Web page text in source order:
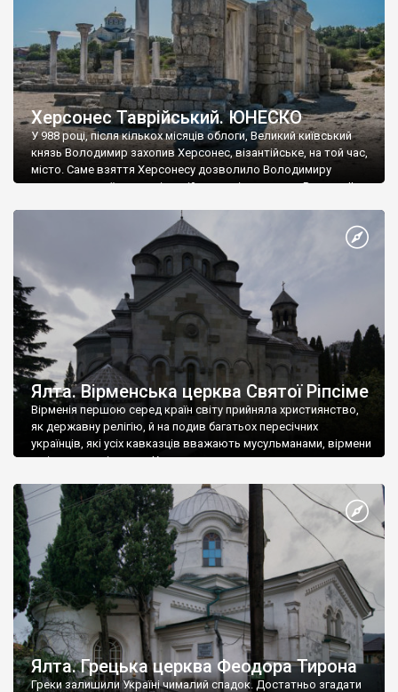
Херсонес Таврійський. ЮНЕСКО
У 988 році, після кількох місяців облоги, Великий київський
князь Володимир захопив Херсонес, візантійське, на той час,
місто. Саме взяття Херсонесу дозволило Володимиру
диктувати свої умови візантійському імператору Василю ІІ, та
Херсонесі Володимир-язичник, став Василем-християнином.
А потім було Хрещення Русі. На честь Херсонесу Таврійського
Ялта. Вірменська церква Святої Ріпсіме
Вірменія першою серед країн світу прийняла християнство,
як державну релігію, й на подив багатьох пересічних
українців, які усіх кавказців вважають мусульманами, вірмени
є відданими вірянами Христа
Ялта. Грецька церква Феодора Тирона
Греки залишили Україні чималий спадок. Достатньо згадати